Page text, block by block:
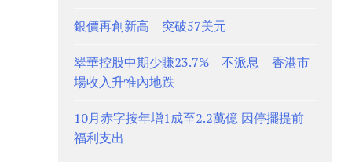
銀價再創新高 突破57美元
翠華控股中期少賺23.7% 不派息 香港市
場收入升惟內地跌
10月赤字按年增1成至2.2萬億 因停擺提前
福利支出